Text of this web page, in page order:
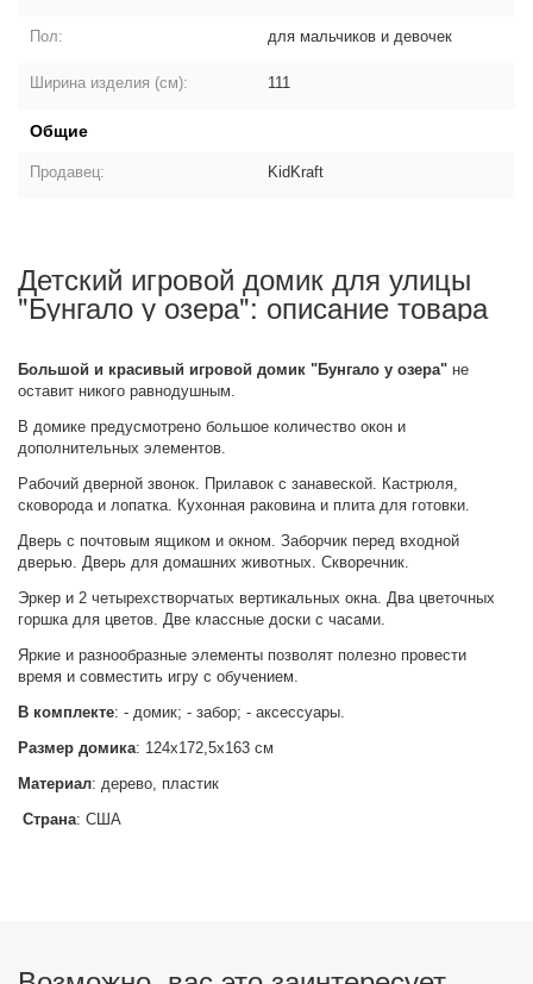
Пол: для мальчиков и девочек
Ширина изделия (см): 111
Общие
Продавец: KidKraft
Детский игровой домик для улицы
"Бунгало у озера": описание товара
Большой и красивый игровой домик "Бунгало у озера" не
оставит никого равнодушным.
В домике предусмотрено большое количество окон и
дополнительных элементов.
Рабочий дверной звонок. Прилавок с занавеской. Кастрюля,
сковорода и лопатка. Кухонная раковина и плита для готовки.
Дверь с почтовым ящиком и окном. Заборчик перед входной
дверью. Дверь для домашних животных. Скворечник.
Эркер и 2 четырехстворчатых вертикальных окна. Два цветочных
горшка для цветов. Две классные доски с часами.
Яркие и разнообразные элементы позволят полезно провести
время и совместить игру с обучением.
В комплекте: - домик; - забор; - аксессуары.
Размер домика: 124х172,5х163 см
Материал: дерево, пластик
Страна: США